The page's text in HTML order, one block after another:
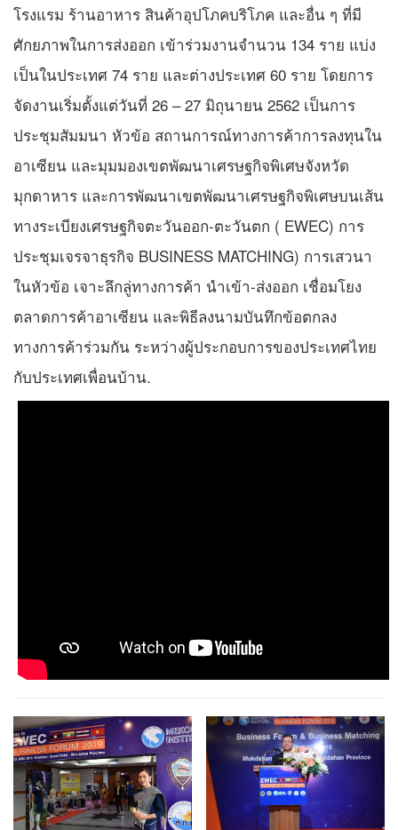
โรงแรม ร้านอาหาร สินค้าอุปโภคบริโภค และอื่น ๆ ที่มี
ศักยภาพในการส่งออก เข้าร่วมงานจำนวน 134 ราย แบ่ง
เป็นในประเทศ 74 ราย และต่างประเทศ 60 ราย โดยการ
จัดงานเริ่มตั้งแต่วันที่ 26 – 27 มิถุนายน 2562 เป็นการ
ประชุมสัมมนา หัวข้อ สถานการณ์ทางการค้าการลงทุนใน
อาเซียน และมุมมองเขตพัฒนาเศรษฐกิจพิเศษจังหวัด
มุกดาหาร และการพัฒนาเขตพัฒนาเศรษฐกิจพิเศษบนเส้น
ทางระเบียงเศรษฐกิจตะวันออก-ตะวันตก ( EWEC) การ
ประชุมเจรจาธุรกิจ BUSINESS MATCHING) การเสวนา
ในหัวข้อ เจาะลึกลู่ทางการค้า นำเข้า-ส่งออก เชื่อมโยง
ตลาดการค้าอาเซียน และพิธีลงนามบันทึกข้อตกลง
ทางการค้าร่วมกัน ระหว่างผู้ประกอบการของประเทศไทย
กับประเทศเพื่อนบ้าน.